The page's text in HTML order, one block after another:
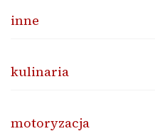
inne
kulinaria
motoryzacja